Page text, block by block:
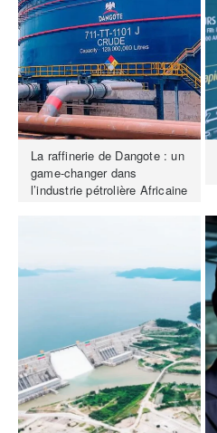
La raffinerie de Dangote : un
game-changer dans
l’industrie pétrolière Africaine